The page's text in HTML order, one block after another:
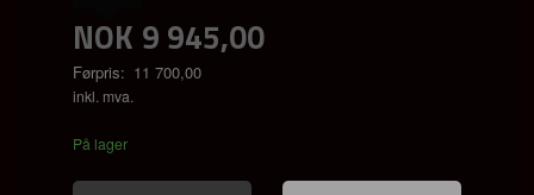
NOK 9 945,00
Førpris: 11 700,00
Rabatt
inkl. mva.
På lager